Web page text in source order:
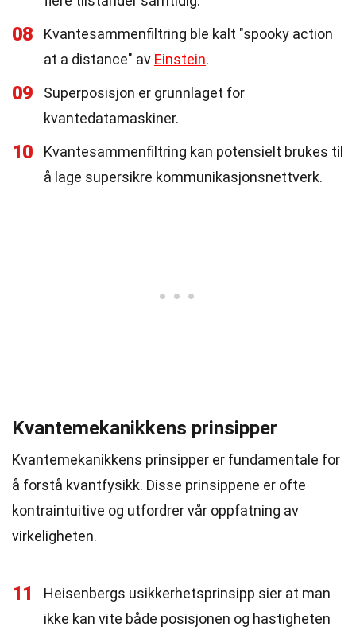
08
Kvantesammenfiltring ble kalt "spooky action
at a distance" av Einstein.
09
Superposisjon er grunnlaget for
kvantedatamaskiner.
10
Kvantesammenfiltring kan potensielt brukes til
å lage supersikre kommunikasjonsnettverk.
Kvantemekanikkens prinsipper
Kvantemekanikkens prinsipper er fundamentale for
å forstå kvantfysikk. Disse prinsippene er ofte
kontraintuitive og utfordrer vår oppfatning av
virkeligheten.
11
Heisenbergs usikkerhetsprinsipp sier at man
ikke kan vite både posisjonen og hastigheten